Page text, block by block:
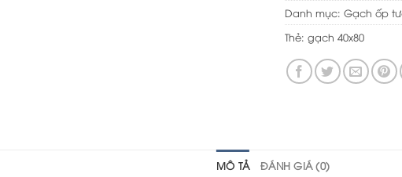
Danh mục: Gạch ốp
Thẻ: gạch 40x80
MÔ TẢ ĐÁNH GIÁ (0)